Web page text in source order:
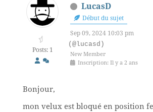
Posts: 1
LucasD
Début du sujet
Sep 09, 2024 10:03 pm
(@lucasd)
New Member
Inscription: Il y a 2 ans
Bonjour,
mon velux est bloqué en position